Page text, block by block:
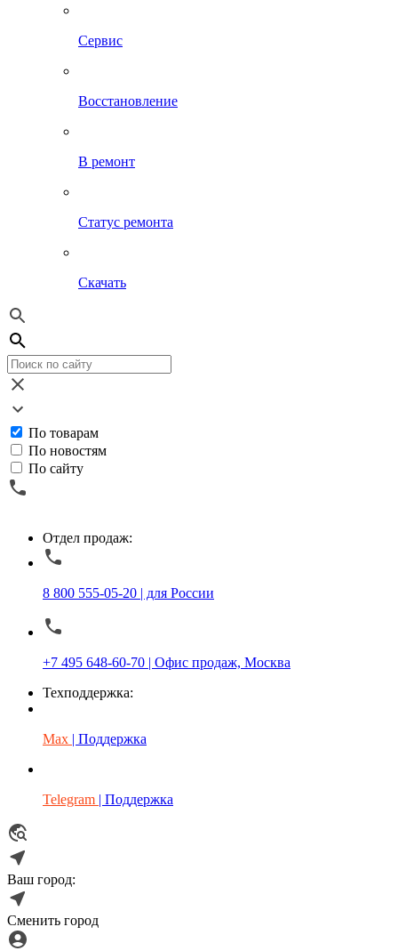
Сервис
Восстановление
В ремонт
Статус ремонта
Скачать
По товарам
По новостям
По сайту
Отдел продаж:
8 800 555-05-20 | для России
+7 495 648-60-70 | Офис продаж, Москва
Техподдержка:
Max | Поддержка
Telegram | Поддержка
Ваш город:
Сменить город